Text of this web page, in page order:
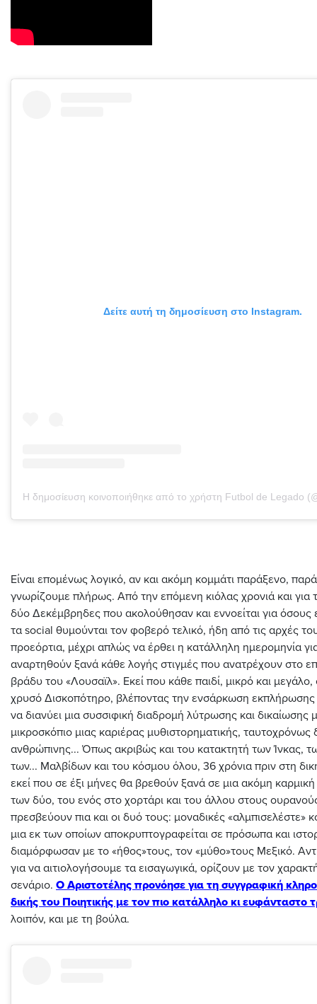
Δείτε αυτή τη δημοσίευση στο Instagram.
Είναι επομένως λογικό, αν και ακόμη κομμάτι παράξενο, παρά
γνωρίζουμε πλήρως. Από την επόμενη κιόλας χρονιά και για
δύο Δεκέμβρηδες που ακολούθησαν και εννοείται για όσους
τα social θυμούνται τον φοβερό τελικό, ήδη από τις αρχές
προεόρτια, μέχρι απλώς να έρθει η κατάλληλη ημερομηνία
αναρτηθούν ξανά κάθε λογής στιγμές που ανατρέχουν στο
βράδυ του «Λουσαϊλ». Εκεί που κάθε παιδί, μικρό και
χρυσό Δισκοπότηρο, βλέποντας την ενσάρκωση εκπλήρωσης
να διανύει μια συσσιφική διαδρομή λύτρωσης και δικαίωσης
μικροσκόπιο μιας καριέρας μυθιστορηματικής, ταυτοχρόνως
ανθρώπινης... Όπως ακριβώς και του κατακτητή των Ίνκας,
των... Μαλβίδων και του κόσμου όλου, 36 χρόνια πριν στη
εκεί που σε έξι μήνες θα βρεθούν ξανά σε μια ακόμη
των δύο, του ενός στο χορτάρι και του άλλου στους
πρεσβεύουν πια και οι δυό τους: μοναδικές «αλμπισελέστε»
μια εκ των οποίων αποκρυπτογραφείται σε πρόσωπα και
διαμόρφωσαν με το «ήθος»τους, τον «μύθο»τους Μεξικό.
για να αιτιολογήσουμε τα εισαγωγικά, ορίζουν με τον
σενάριο. Ο Αριστοτέλης προνόησε για τη συγγραφική
δικής του Ποιητικής με τον πιο κατάλληλο κι ευφάνταστο
λοιπόν, και με τη βούλα.